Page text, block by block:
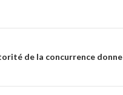
de la concurrence donne